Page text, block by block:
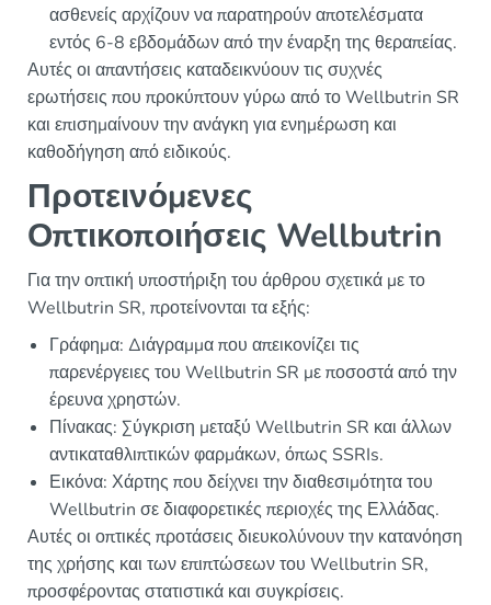
ασθενείς αρχίζουν να παρατηρούν αποτελέσματα
εντός 6-8 εβδομάδων από την έναρξη της θεραπείας.
Αυτές οι απαντήσεις καταδεικνύουν τις συχνές
ερωτήσεις που προκύπτουν γύρω από το Wellbutrin SR
και επισημαίνουν την ανάγκη για ενημέρωση και
καθοδήγηση από ειδικούς.
Προτεινόμενες
Οπτικοποιήσεις Wellbutrin
Για την οπτική υποστήριξη του άρθρου σχετικά με το
Wellbutrin SR, προτείνονται τα εξής:
Γράφημα: Διάγραμμα που απεικονίζει τις
παρενέργειες του Wellbutrin SR με ποσοστά από την
έρευνα χρηστών.
Πίνακας: Σύγκριση μεταξύ Wellbutrin SR και άλλων
αντικαταθλιπτικών φαρμάκων, όπως SSRIs.
Εικόνα: Χάρτης που δείχνει την διαθεσιμότητα του
Wellbutrin σε διαφορετικές περιοχές της Ελλάδας.
Αυτές οι οπτικές προτάσεις διευκολύνουν την κατανόηση
της χρήσης και των επιπτώσεων του Wellbutrin SR,
προσφέροντας στατιστικά και συγκρίσεις.